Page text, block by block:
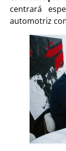
centrará
automotriz